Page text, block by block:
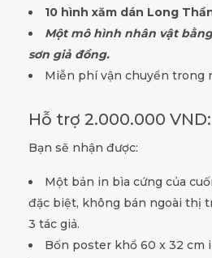
10 hình xăm dán Long
Một mô hình nhân vật
sơn giả đồng.
Miễn phí vận chuyển trong
Hỗ trợ 2.000.000 VND:
Bạn sẽ nhận được:
Một bản in bìa cứng của
đặc biệt, không bán ngoài thị
3 tác giả.
Bốn poster khổ 60 x 32 cm